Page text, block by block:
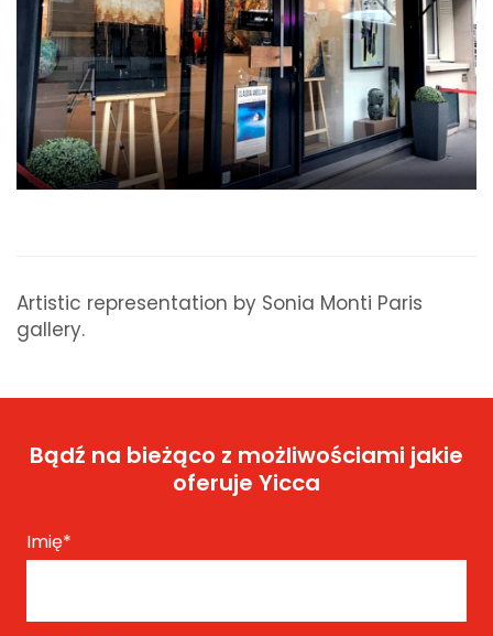
Artistic representation by Sonia Monti Paris
gallery.
Bądź na bieżąco z możliwościami jakie
oferuje Yicca
Imię*